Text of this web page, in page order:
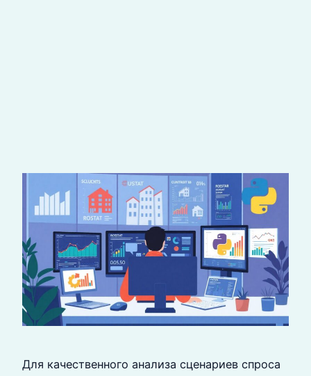
Для качественного анализа сценариев спроса